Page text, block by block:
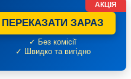
ПЕРЕКАЗАТИ ЗАРАЗ
✓ Без комісії
✓ Швидко та вигідно
АКЦІЯ